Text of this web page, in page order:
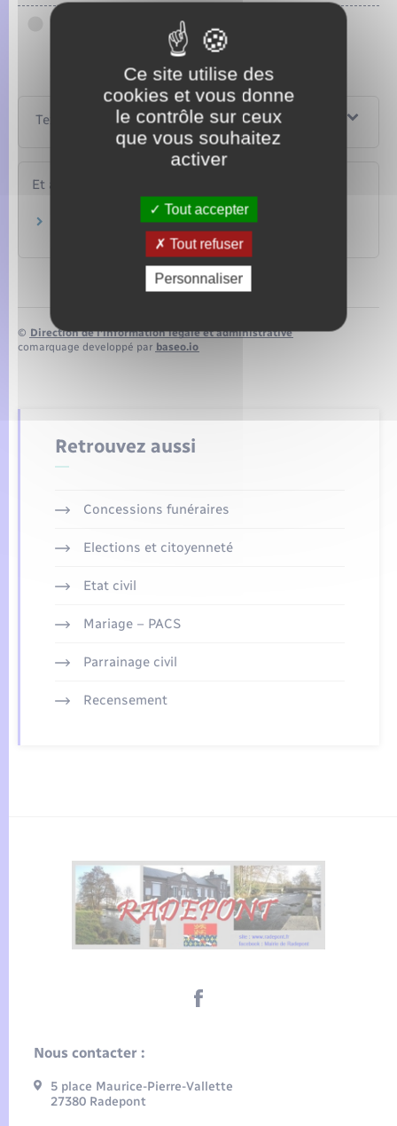
Étranger entré mineur devenu majeur
Textes de référence
Et aussi
© Direction de l’information légale et administrative
comarquage developpé par baseo.io
Retrouvez aussi
Concessions funéraires
Elections et citoyenneté
Etat civil
Mariage – PACS
Parrainage civil
Recensement
Nous contacter :
5 place Maurice-Pierre-Vallette
27380 Radepont
Ce site utilise des
cookies et vous donne
le contrôle sur ceux
que vous souhaitez
activer
Tout accepter
Tout refuser
Personnaliser